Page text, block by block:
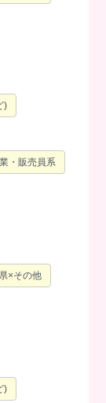
)
・販売員系
×その他
)